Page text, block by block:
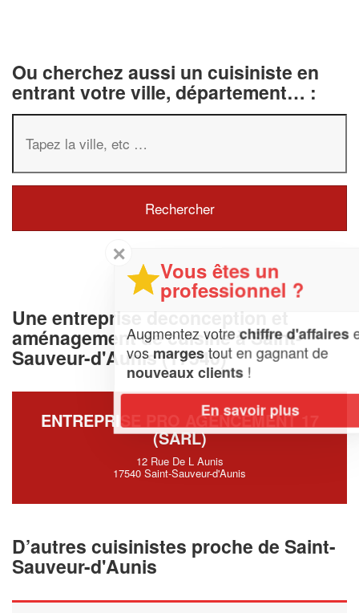
Ou cherchez aussi un cuisiniste en
entrant votre ville, département… :
Une entreprise deconception et
aménagement de cuisine à Saint-
Sauveur-d'Aunis (17540)
ENTREPRISE PRO AGENCEMENT 17
(SARL)
12 Rue De L Aunis
17540 Saint-Sauveur-d'Aunis
D’autres cuisinistes proche de Saint-
Sauveur-d'Aunis
Vous êtes un
professionnel ?
Augmentez votrechiffre d'affaireset
vos margestout en gagnant de
nouveaux clients!
En savoir plus